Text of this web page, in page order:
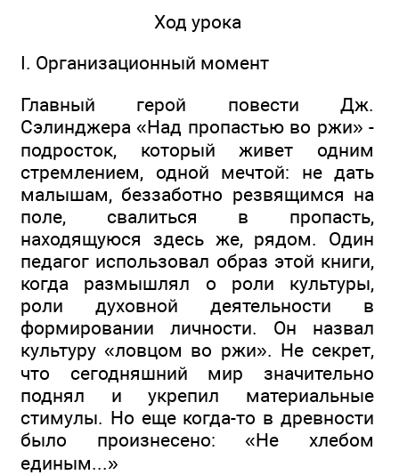
Ход урока
I. Организационный момент
Главный герой повести Дж.
Сэлинджера «Над пропастью во ржи» -
подросток, который живет одним
стремлением, одной мечтой: не дать
малышам, беззаботно резвящимся на
поле, свалиться в пропасть,
находящуюся здесь же, рядом. Один
педагог использовал образ этой книги,
когда размышлял о роли культуры,
роли духовной деятельности в
формировании личности. Он назвал
культуру «ловцом во ржи». Не секрет,
что сегодняшний мир значительно
поднял и укрепил материальные
стимулы. Но еще когда-то в древности
было произнесено: «Не хлебом
единым...»